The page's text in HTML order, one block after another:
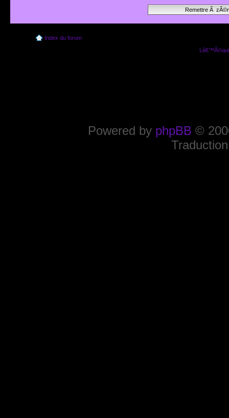
Index du forum
Powered by phpBB ©